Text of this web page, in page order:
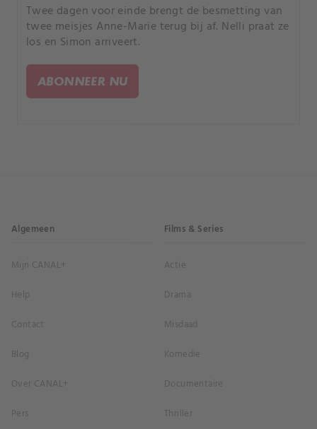
Twee dagen voor einde brengt de besmetting van
twee meisjes Anne-Marie terug bij af. Nelli praat ze
los en Simon arriveert.
ABONNEER NU
Algemeen
Mijn CANAL+
Help
Contact
Blog
Over CANAL+
Pers
Films & Series
Actie
Drama
Misdaad
Komedie
Documentaire
Thriller